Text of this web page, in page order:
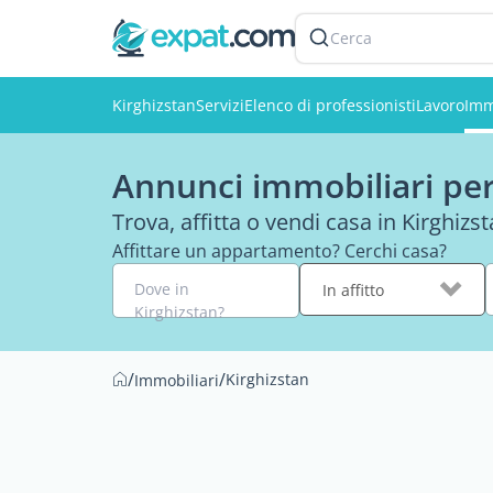
Cerca
KirghizstanServiziElenco di professionistiLavoro
Annunci immobiliari
Trova, affitta o vendi casa in
Affittare un appartamento? Cerchi casa?
Dove in
Kirghizstan?
In affitto
/Immobiliari/Kirghizstan